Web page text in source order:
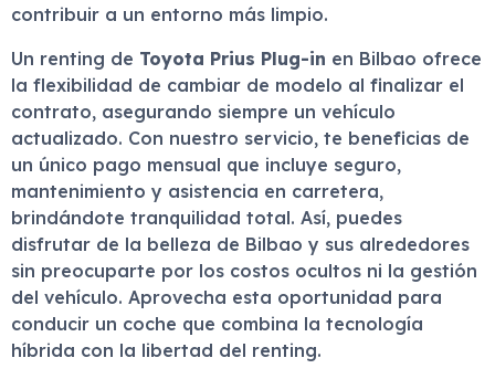
contribuir a un entorno más limpio.
Un renting de Toyota Prius Plug-in en Bilbao ofrece
la flexibilidad de cambiar de modelo al finalizar el
contrato, asegurando siempre un vehículo
actualizado. Con nuestro servicio, te beneficias de
un único pago mensual que incluye seguro,
mantenimiento y asistencia en carretera,
brindándote tranquilidad total. Así, puedes
disfrutar de la belleza de Bilbao y sus alrededores
sin preocuparte por los costos ocultos ni la gestión
del vehículo. Aprovecha esta oportunidad para
conducir un coche que combina la tecnología
híbrida con la libertad del renting.